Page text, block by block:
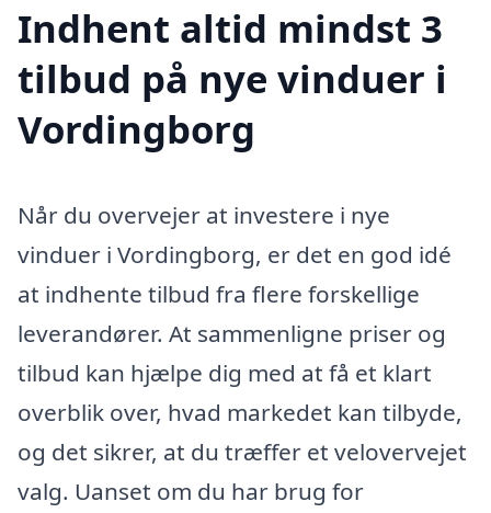
Indhent altid mindst 3
tilbud på nye vinduer i
Vordingborg
Når du overvejer at investere i nye
vinduer i Vordingborg, er det en god idé
at indhente tilbud fra flere forskellige
leverandører. At sammenligne priser og
tilbud kan hjælpe dig med at få et klart
overblik over, hvad markedet kan tilbyde,
og det sikrer, at du træffer et velovervejet
valg. Uanset om du har brug for